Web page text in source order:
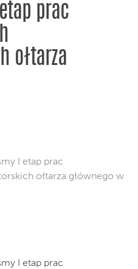
prac
ołtarza
I etap prac
ołtarza głównego w
I etap prac